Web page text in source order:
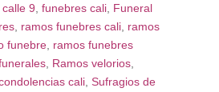
9 funebres cali, Funeral
, ramos funebres cali, ramos
funebre, ramos funebres
, Ramos velorios,
cali, Sufragios de